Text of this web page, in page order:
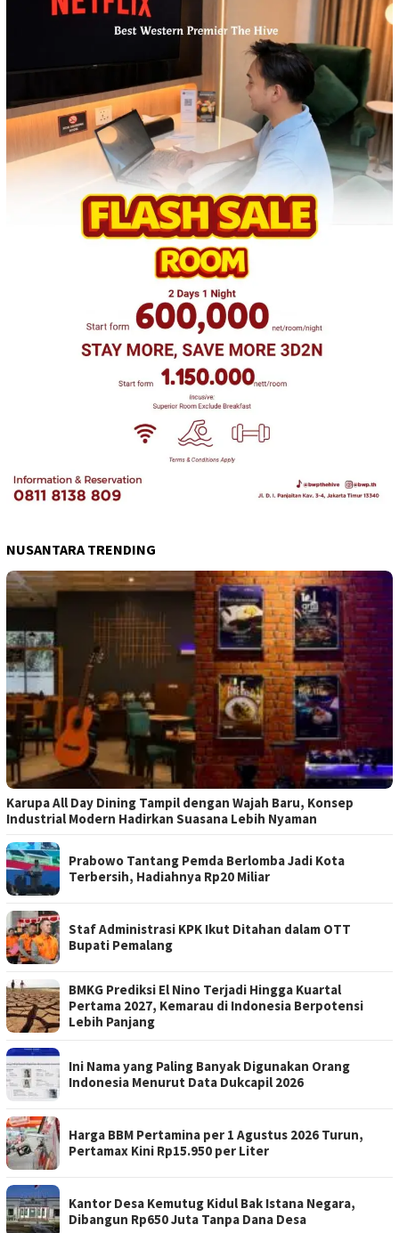
NUSANTARA TRENDING
Karupa All Day Dining Tampil dengan Wajah Baru, Konsep
Industrial Modern Hadirkan Suasana Lebih Nyaman
Prabowo Tantang Pemda Berlomba Jadi Kota
Terbersih, Hadiahnya Rp20 Miliar
Staf Administrasi KPK Ikut Ditahan dalam OTT
Bupati Pemalang
BMKG Prediksi El Nino Terjadi Hingga Kuartal
Pertama 2027, Kemarau di Indonesia Berpotensi
Lebih Panjang
Ini Nama yang Paling Banyak Digunakan Orang
Indonesia Menurut Data Dukcapil 2026
Harga BBM Pertamina per 1 Agustus 2026 Turun,
Pertamax Kini Rp15.950 per Liter
Kantor Desa Kemutug Kidul Bak Istana Negara,
Dibangun Rp650 Juta Tanpa Dana Desa